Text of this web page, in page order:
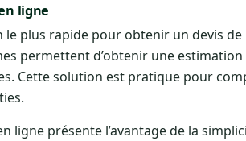
ligne
le plus rapide pour obtenir un devis
permettent d’obtenir une
Cette solution est pratique pour
ligne présente l’avantage de la